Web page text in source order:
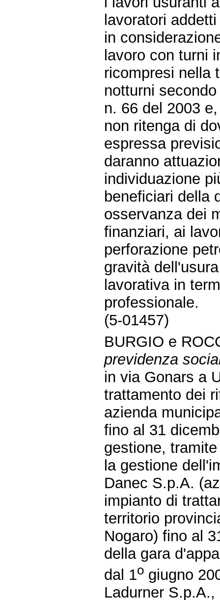
lavoratori
in
lavoro con turni
ricompresi nella
notturni
n. 66 del 2003
non ritenga di
espressa
daranno
individuazione
beneficiari della
osservanza dei
finanziari, ai
perforazione
gravità
lavorativa in
professionale.
(5-01457)
BURGIO e
previdenza
in via Gonars a
trattamento dei
azienda
fino al 31
gestione,
la gestione
Danec S.p.A.
impianto di
territorio
Nogaro) fino al
della gara
dal 1o giugno
Ladurner